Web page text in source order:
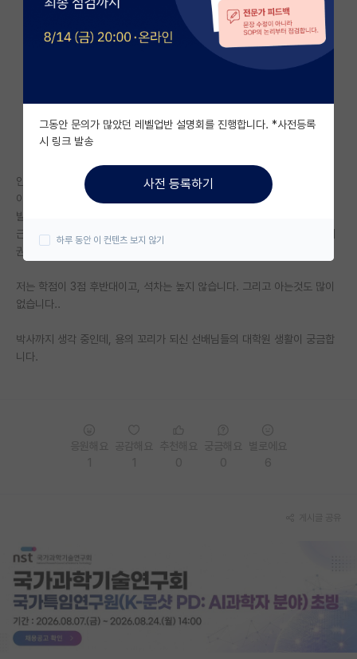
전체글보기
베스트 게시판
자유 게시판(아무개랩)
미국 유학 게시판
미국 대학원 합격 후기 게시판
대학원생 모집 게시판
연구실(PI) 홍보 게시판
석박사 채용 정보 게시판
장학금/장학생 게시판
학술 정보 게시판
홍보 게시판
안녕하세요, 대학원 진학 준비중인 지거국 학생입니다.
이번에 서칭을 해본와중 서울대 쪽에 제 관심분야를 하고 계시는 교수님을
발견했는데요(이 분야가 너무 좁아서 하시는 교수님이 몇 안계십니다)
근데 문제는.. 멤버분들의 학벌이 거의 yk십니다.. 그 밑으로는 인서울 상위
권 한분, 인서울 하위권 한분 계시더라구요.
저는 학점이 3점 후반대이고, 석차는 높지 않습니다. 그리고 아는것도 많이
없습니다..
박사까지 생각 중인데, 용의 꼬리가 되신 선배님들의 대학원 생활이 궁금합
니다.
그동안 문의가 많았던 레벨업반 설명회를 진행합니다. *사전등록
시 링크 발송
사전 등록하기
하루 동안 이 컨텐츠 보지 않기